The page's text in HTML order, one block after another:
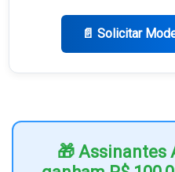
📄 Solicitar
🎁 Assinantes